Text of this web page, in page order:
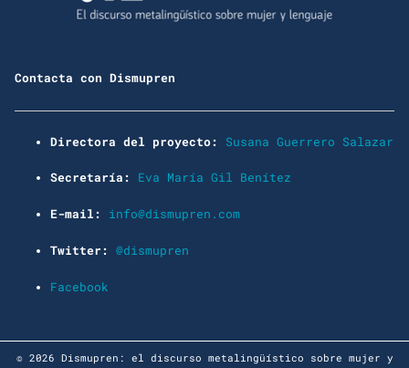
Contacta con Dismupren
Directora del proyecto: Susana Guerrero Salazar
Secretaría: Eva María Gil Benítez
E-mail: info@dismupren.com
Twitter: @dismupren
Facebook
© 2026 Dismupren: el discurso metalingüístico sobre mujer y